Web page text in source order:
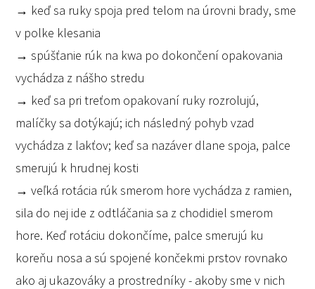
→ keď sa ruky spoja pred telom na úrovni brady, sme
v polke klesania
→ spúšťanie rúk na kwa po dokončení opakovania
vychádza z nášho stredu
→ keď sa pri treťom opakovaní ruky rozrolujú,
malíčky sa dotýkajú; ich následný pohyb vzad
vychádza z lakťov; keď sa nazáver dlane spoja, palce
smerujú k hrudnej kosti
→ veľká rotácia rúk smerom hore vychádza z ramien,
sila do nej ide z odtláčania sa z chodidiel smerom
hore. Keď rotáciu dokončíme, palce smerujú ku
koreňu nosa a sú spojené končekmi prstov rovnako
ako aj ukazováky a prostredníky - akoby sme v nich